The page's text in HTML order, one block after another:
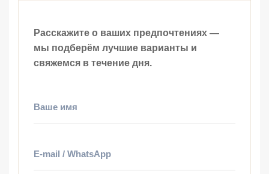
Расскажите о ваших предпочтениях —
мы подберём лучшие варианты и
свяжемся в течение дня.